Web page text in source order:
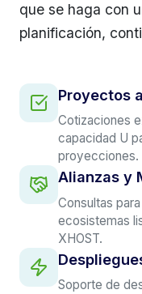
que se haga con
planificación,
Proyectos
Cotizaciones
capacidad U
proyecciones.
Alianzas y
Consultas
ecosistemas
XHOST.
Soporte de